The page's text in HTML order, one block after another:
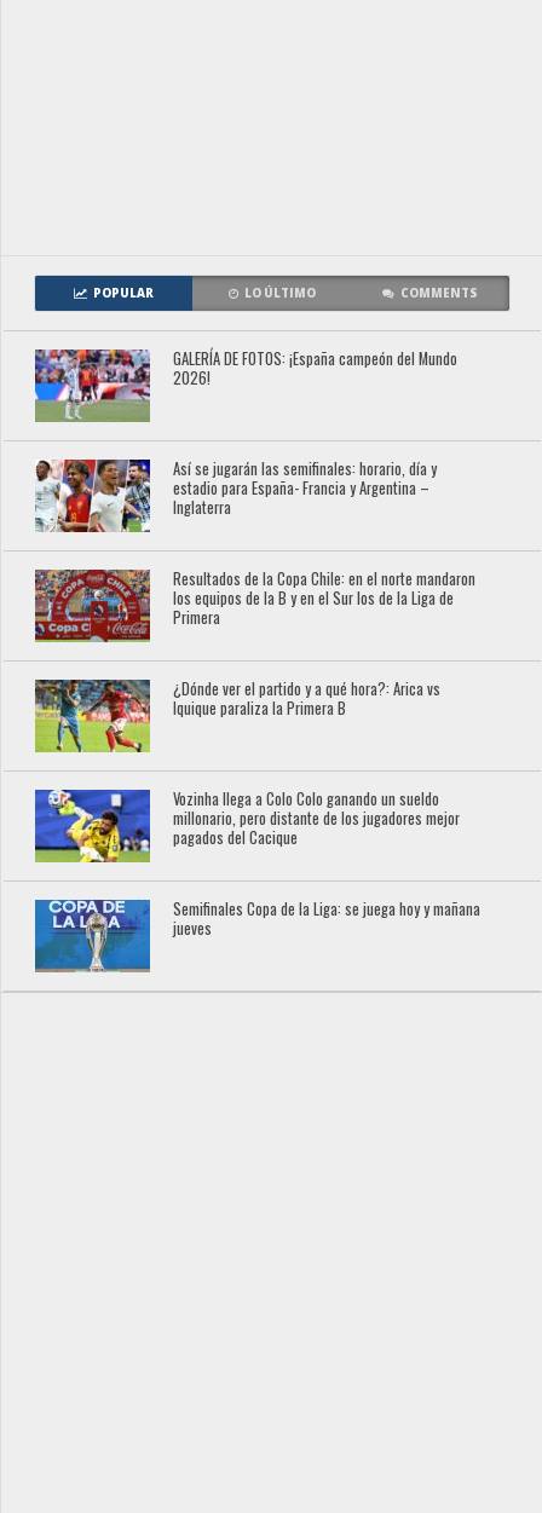
POPULAR LO ÚLTIMO COMMENTS
GALERÍA DE FOTOS: ¡España campeón del Mundo
2026!
Así se jugarán las semifinales: horario, día y
estadio para España- Francia y Argentina –
Inglaterra
Resultados de la Copa Chile: en el norte mandaron
los equipos de la B y en el Sur los de la Liga de
Primera
¿Dónde ver el partido y a qué hora?: Arica vs
Iquique paraliza la Primera B
Vozinha llega a Colo Colo ganando un sueldo
millonario, pero distante de los jugadores mejor
pagados del Cacique
Semifinales Copa de la Liga: se juega hoy y mañana
jueves